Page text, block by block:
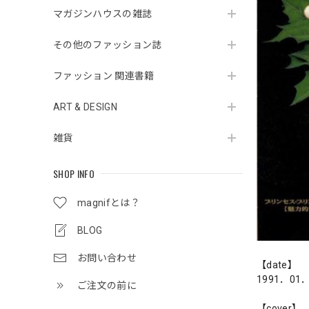
マガジンハウスの雑誌
その他のファッション誌
ファッション 関連書籍
ART & DESIGN
雑貨
SHOP INFO
magnifとは？
BLOG
お問い合わせ
ご注文の前に
【date】
1991．01